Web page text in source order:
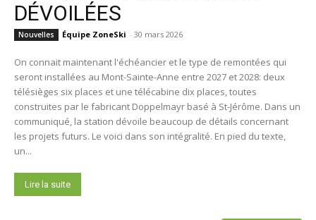
DÉVOILÉES
Nouvelles Équipe ZoneSki - 30 mars 2026
On connait maintenant l'échéancier et le type de remontées qui
seront installées au Mont-Sainte-Anne entre 2027 et 2028: deux
télésièges six places et une télécabine dix places, toutes
construites par le fabricant Doppelmayr basé à St-Jérôme. Dans un
communiqué, la station dévoile beaucoup de détails concernant
les projets futurs. Le voici dans son intégralité. En pied du texte,
un...
Lire la suite